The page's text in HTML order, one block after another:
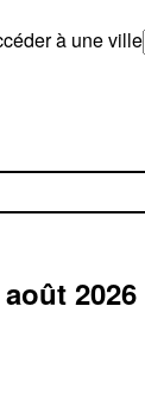
à une ville
2026